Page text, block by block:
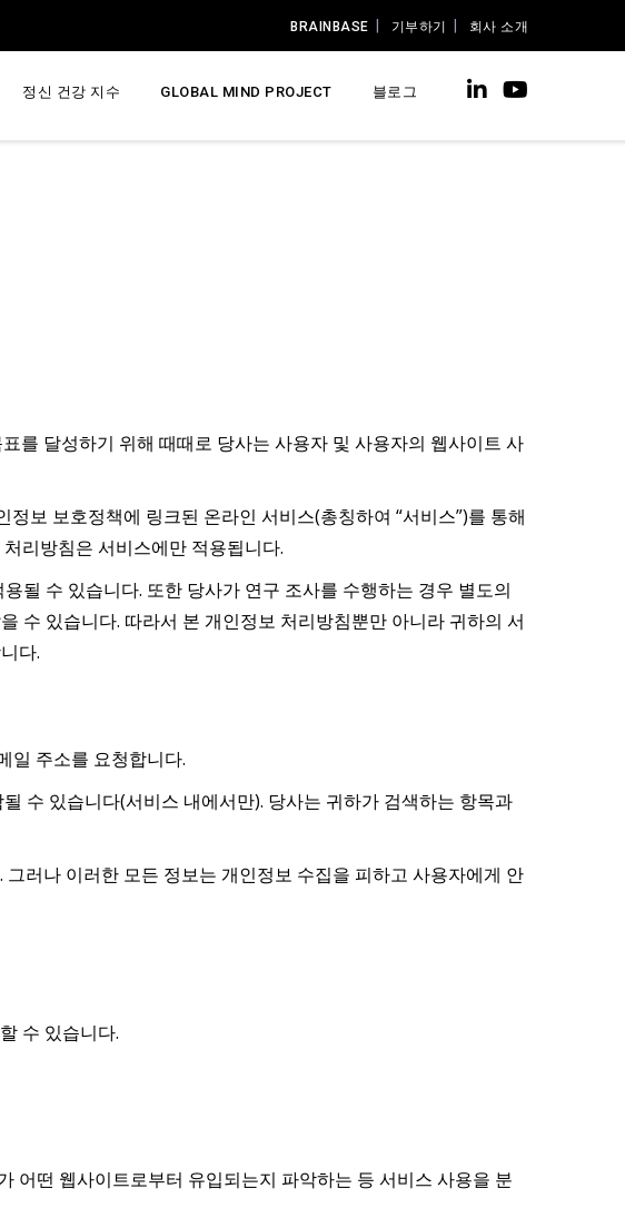
BRAINBASE 기부하기 회사 소개
정신 건강 지수 GLOBAL MIND PROJECT 블로그
를 달성하기 위해 때때로 당사는 사용자 및 사용자의 웹사이트 사
보 보호정책에 링크된 온라인 서비스(총칭하여 “서비스”)를 통해
리방침은 서비스에만 적용됩니다.
될 수 있습니다. 또한 당사가 연구 조사를 수행하는 경우 별도의
수 있습니다. 따라서 본 개인정보 처리방침뿐만 아니라 귀하의 서
다.
일 주소를 요청합니다.
수 있습니다(서비스 내에서만). 당사는 귀하가 검색하는 항목과
러나 이러한 모든 정보는 개인정보 수집을 피하고 사용자에게 안
수 있습니다.
어떤 웹사이트로부터 유입되는지 파악하는 등 서비스 사용을 분